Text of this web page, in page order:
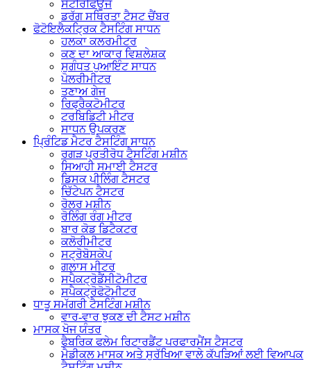
ਸੈਂਟਰਿਫਿਊਜ
ਡਰੱਗ ਸਥਿਰਤਾ ਟੈਸਟ ਚੈਂਬਰ
ਫੋਟੋਇਲੈਕਟ੍ਰਿਕ ਟੈਸਟਿੰਗ ਸਾਧਨ
ਹਲਕਾ ਕਲਰਮੀਟਰ
ਕਣ ਦਾ ਆਕਾਰ ਵਿਸ਼ਲੇਸ਼ਕ
ਸੁਗੰਧਤ ਪੁਆਇੰਟ ਸਾਧਨ
ਪੋਲਰੀਮੀਟਰ
ਤਣਾਅ ਗੇਜ
ਰਿਫ੍ਰੈਕਟੋਮੀਟਰ
ਟਰਬਿਡਿਟੀ ਮੀਟਰ
ਸਾਧਨ ਉਪਕਰਣ
ਪ੍ਰਿੰਟਿਡ ਮੈਟਰ ਟੈਸਟਿੰਗ ਸਾਧਨ
ਰਗੜ ਪ੍ਰਤੀਰੋਧ ਟੈਸਟਿੰਗ ਮਸ਼ੀਨ
ਸਿਆਹੀ ਸਮਾਈ ਟੈਸਟਰ
ਡਿਸਕ ਪੀਲਿੰਗ ਟੈਸਟਰ
ਚਿੱਟੇਪਨ ਟੈਸਟਰ
ਰੋਲਰ ਮਸ਼ੀਨ
ਰੋਲਿੰਗ ਰੰਗ ਮੀਟਰ
ਬਾਰ ਕੋਡ ਡਿਟੈਕਟਰ
ਕਲੋਰੀਮੀਟਰ
ਸਟ੍ਰੋਬੋਸਕੋਪ
ਗਲਾਸ ਮੀਟਰ
ਸਪੈਕਟ੍ਰੋਡੈਂਸੀਟੋਮੀਟਰ
ਸਪੈਕਟ੍ਰੋਫੋਟੋਮੀਟਰ
ਧਾਤੂ ਸਮੱਗਰੀ ਟੈਸਟਿੰਗ ਮਸ਼ੀਨ
ਵਾਰ-ਵਾਰ ਝੁਕਣ ਦੀ ਟੈਸਟ ਮਸ਼ੀਨ
ਮਾਸਕ ਖੋਜ ਯੰਤਰ
ਫੈਬਰਿਕ ਫਲੇਮ ਰਿਟਾਰਡੈਂਟ ਪਰਫਾਰਮੈਂਸ ਟੈਸਟਰ
ਮੈਡੀਕਲ ਮਾਸਕ ਅਤੇ ਸੁਰੱਖਿਆ ਵਾਲੇ ਕੱਪੜਿਆਂ ਲਈ ਵਿਆਪਕ